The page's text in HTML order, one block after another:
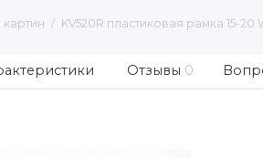
KV520R пластиковая рамка 15-20
Отзывы 0